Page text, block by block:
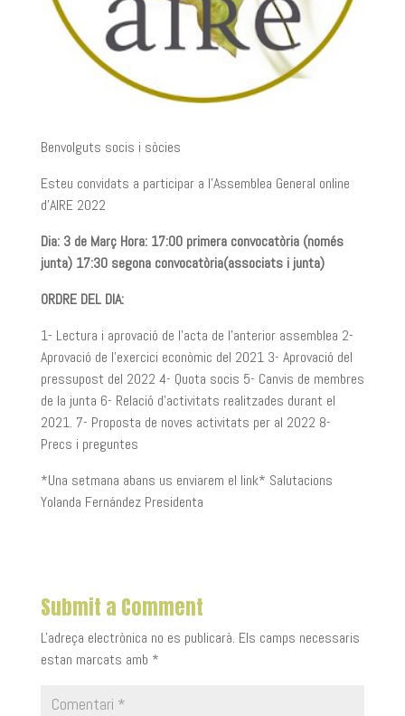
Benvolguts socis i sòcies
Esteu convidats a participar a l’Assemblea General online
d’AIRE 2022
Dia: 3 de Març Hora: 17:00 primera convocatòria (només
junta) 17:30 segona convocatòria(associats i junta)
ORDRE DEL DIA:
1- Lectura i aprovació de l’acta de l’anterior assemblea 2-
Aprovació de l’exercici econòmic del 2021 3- Aprovació del
pressupost del 2022 4- Quota socis 5- Canvis de membres
de la junta 6- Relació d’activitats realitzades durant el
2021. 7- Proposta de noves activitats per al 2022 8-
Precs i preguntes
*Una setmana abans us enviarem el link* Salutacions
Yolanda Fernández Presidenta
Submit a Comment
L'adreça electrònica no es publicarà. Els camps necessaris
estan marcats amb *